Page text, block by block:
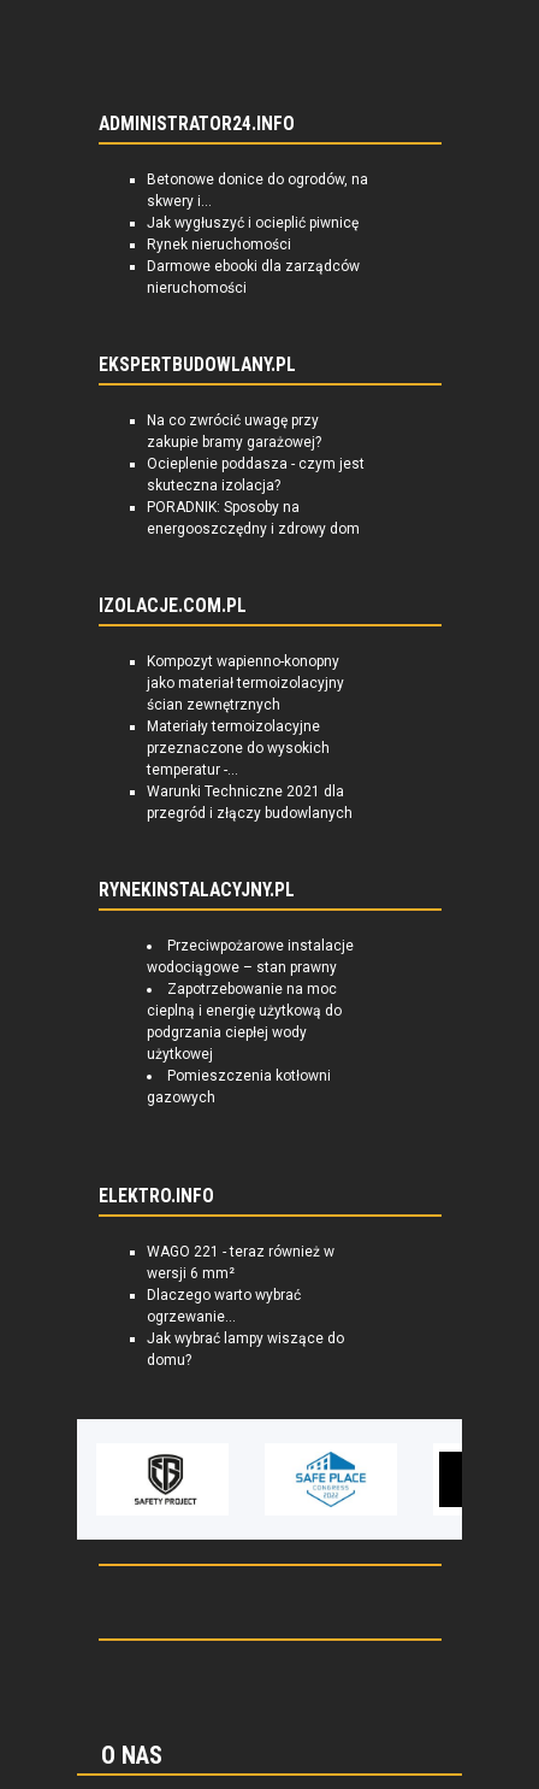
ADMINISTRATOR24.INFO
Betonowe donice do ogrodów, na
skwery i...
Jak wygłuszyć i ocieplić piwnicę
Rynek nieruchomości
Darmowe ebooki dla zarządców
nieruchomości
EKSPERTBUDOWLANY.PL
Na co zwrócić uwagę przy
zakupie bramy garażowej?
Ocieplenie poddasza - czym jest
skuteczna izolacja?
PORADNIK: Sposoby na
energooszczędny i zdrowy dom
IZOLACJE.COM.PL
Kompozyt wapienno-konopny
jako materiał termoizolacyjny
ścian zewnętrznych
Materiały termoizolacyjne
przeznaczone do wysokich
temperatur -...
Warunki Techniczne 2021 dla
przegród i złączy budowlanych
RYNEKINSTALACYJNY.PL
Przeciwpożarowe instalacje
wodociągowe – stan prawny
Zapotrzebowanie na moc
cieplną i energię użytkową do
podgrzania ciepłej wody
użytkowej
Pomieszczenia kotłowni
gazowych
ELEKTRO.INFO
WAGO 221 - teraz również w
wersji 6 mm²
Dlaczego warto wybrać
ogrzewanie...
Jak wybrać lampy wiszące do
domu?
O NAS